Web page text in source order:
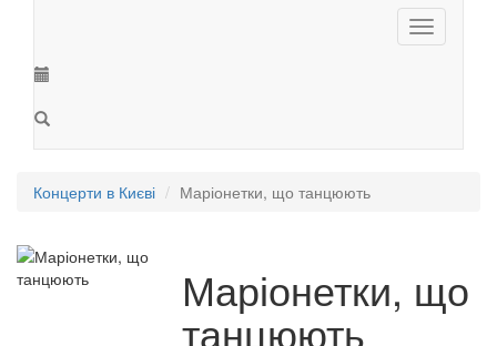
Toggle
navigation
Концерти в Києві Маріонетки, що танцюють
Маріонетки, що
танцюють